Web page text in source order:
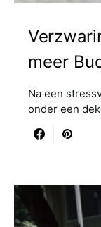
meer
Na een
onder een